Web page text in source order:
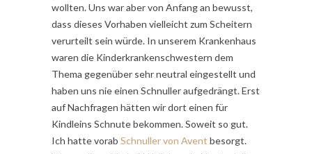
wollten. Uns war aber von Anfang an bewusst,
dass dieses Vorhaben vielleicht zum Scheitern
verurteilt sein würde. In unserem Krankenhaus
waren die Kinderkrankenschwestern dem
Thema gegenüber sehr neutral eingestellt und
haben uns nie einen Schnuller aufgedrängt. Erst
auf Nachfragen hätten wir dort einen für
Kindleins Schnute bekommen. Soweit so gut.
Ich hatte vorab Schnuller von Avent besorgt.